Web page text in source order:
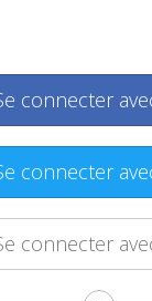
connecter
connecter
connecter